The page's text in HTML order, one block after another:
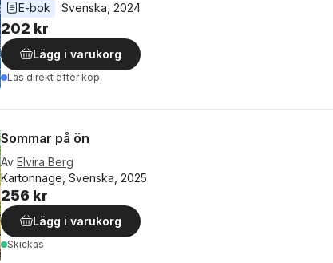
E-bok
Svenska 2024
202 kr
Lägg i varukorg
Läs direkt efter köp
Sommar på ön
Av Elvira Berg
Kartonnage, Svenska, 2025
256 kr
Lägg i varukorg
Skickas